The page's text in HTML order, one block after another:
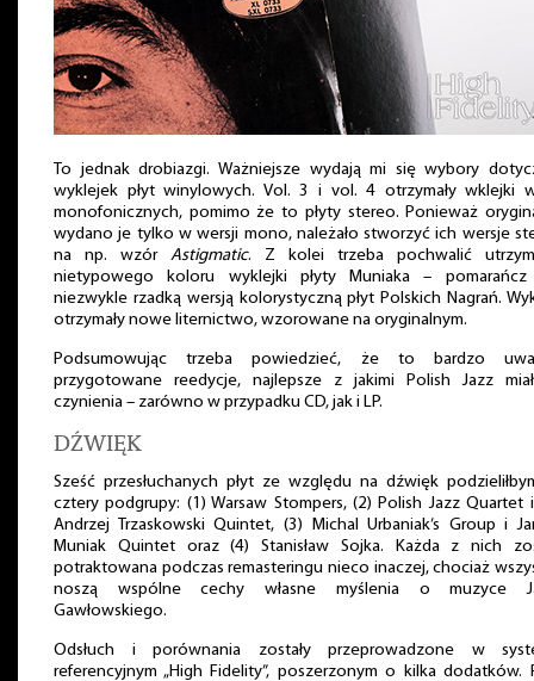
To jednak drobiazgi. Ważniejsze wydają mi się wybory
wyklejek płyt winylowych. Vol. 3 i vol. 4 otrzymały wklejki
monofonicznych, pomimo że to płyty stereo. Ponieważ
wydano je tylko w wersji mono, należało stworzyć ich wersje
na np. wzór Astigmatic. Z kolei trzeba pochwalić
nietypowego koloru wyklejki płyty Muniaka –
niezwykle rzadką wersją kolorystyczną płyt Polskich Nagrań.
otrzymały nowe liternictwo, wzorowane na oryginalnym.
Podsumowując trzeba powiedzieć, że to bardzo
przygotowane reedycje, najlepsze z jakimi Polish Jazz
czynienia – zarówno w przypadku CD, jak i LP.
DŹWIĘK
Sześć przesłuchanych płyt ze względu na dźwięk
cztery podgrupy: (1) Warsaw Stompers, (2) Polish Jazz Quartet
Andrzej Trzaskowski Quintet, (3) Michal Urbaniak’s Group i
Muniak Quintet oraz (4) Stanisław Sojka. Każda z nich
potraktowana podczas remasteringu nieco inaczej, chociaż
noszą wspólne cechy własne myślenia o muzyce
Gawłowskiego.
Odsłuch i porównania zostały przeprowadzone w
referencyjnym „High Fidelity”, poszerzonym o kilka dodatków.